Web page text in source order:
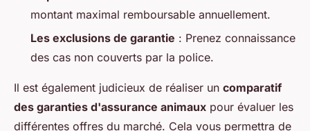
montant maximal remboursable annuellement.
Les exclusions de garantie : Prenez connaissance
des cas non couverts par la police.
Il est également judicieux de réaliser un comparatif
des garanties d'assurance animaux pour évaluer les
différentes offres du marché. Cela vous permettra de